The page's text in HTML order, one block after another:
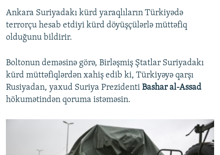
Ankara Suriyadakı kürd yaraqlıların Türkiyədə
terrorçu hesab etdiyi kürd döyüşçülərlə müttəfiq
olduğunu bildirir.
Boltonun deməsinə görə, Birləşmiş Ştatlar Suriyadakı
kürd müttəfiqlərdən xahiş edib ki, Türkiyəyə qarşı
Rusiyadan, yaxud Suriya Prezidenti Bashar al-Assad
hökumətindən qoruma istəməsin.